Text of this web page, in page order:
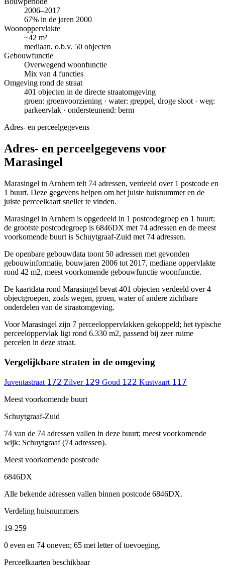
2006–2017
67% in de jaren 2000
Woonoppervlakte
~42 m²
mediaan, o.b.v. 50 objecten
Gebouwfunctie
Overwegend woonfunctie
Mix van 4 functies
Omgeving rond de straat
401 objecten in de directe straatomgeving
groen: groenvoorziening · water: greppel, droge sloot · weg:
parkeervlak · ondersteunend: berm
Adres- en perceelgegevens
Adres- en perceelgegevens voor
Marasingel
Marasingel in Arnhem telt 74 adressen, verdeeld over 1 postcode en
1 buurt. Deze gegevens helpen om het juiste huisnummer en de
juiste perceelkaart sneller te vinden.
Marasingel in Arnhem is opgedeeld in 1 postcodegroep en 1 buurt;
de grootste postcodegroep is 6846DX met 74 adressen en de meest
voorkomende buurt is Schuytgraaf-Zuid met 74 adressen.
De openbare gebouwdata toont 50 adressen met gevonden
gebouwinformatie, bouwjaren 2006 tot 2017, mediane oppervlakte
rond 42 m2, meest voorkomende gebouwfunctie woonfunctie.
De kaartdata rond Marasingel bevat 401 objecten verdeeld over 4
objectgroepen, zoals wegen, groen, water of andere zichtbare
onderdelen van de straatomgeving.
Voor Marasingel zijn 7 perceeloppervlakken gekoppeld; het typische
perceeloppervlak ligt rond 6.330 m2, passend bij zeer ruime
percelen in deze straat.
Vergelijkbare straten in de omgeving
Juventastraat 172 Zilver 129 Goud 122 Kustvaart 117
Meest voorkomende buurt
Schuytgraaf-Zuid
74 van de 74 adressen vallen in deze buurt; meest voorkomende
wijk: Schuytgraaf (74 adressen).
Meest voorkomende postcode
6846DX
Alle bekende adressen vallen binnen postcode 6846DX.
Verdeling huisnummers
19-259
0 even en 74 oneven; 65 met letter of toevoeging.
Perceelkaarten beschikbaar